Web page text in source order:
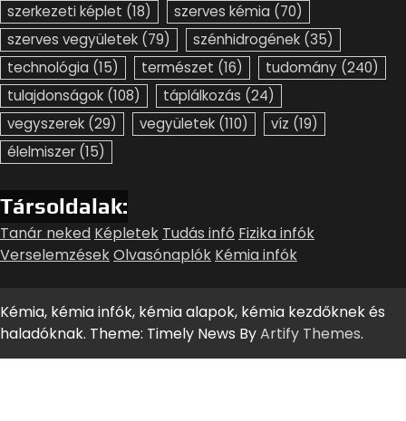
szerkezeti képlet (18) szerves kémia (70)
szerves vegyületek (79) szénhidrogének (35)
technológia (15) természet (16) tudomány (240)
tulajdonságok (108) táplálkozás (24)
vegyszerek (29) vegyületek (110) víz (19)
élelmiszer (15)
Társoldalak:
Tanár neked Képletek Tudás infó Fizika infók
VerselemzésekOlvasónaplók Kémia infók
Kémia, kémia infók, kémia alapok, kémia kezdőknek és
haladóknak. Theme: Timely News ByArtify Themes.